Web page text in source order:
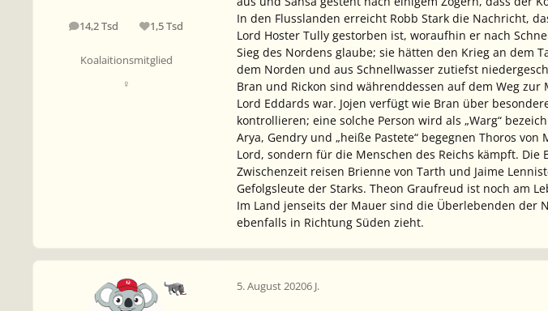
14,2 Tsd
Beiträge 1,5 Tsd
Reputation
Koalaitionsmitglied
♀
In den Flusslanden erreicht Robb Stark die Nachricht,
Lord Hoster Tully gestorben ist, woraufhin er nach
Sieg des Nordens glaube; sie hätten den Krieg an dem
dem Norden und aus Schnellwasser zutiefst
Bran und Rickon sind währenddessen auf dem Weg
Lord Eddards war. Jojen verfügt wie Bran über
kontrollieren; eine solche Person wird als „Warg“
Arya, Gendry und „heiße Pastete“ begegnen Thoros
Lord, sondern für die Menschen des Reichs kämpft.
Zwischenzeit reisen Brienne von Tarth und Jaime
Gefolgsleute der Starks. Theon Graufreud ist noch am
Im Land jenseits der Mauer sind die Überlebenden der
ebenfalls in Richtung Süden zieht.
5. August 20206 J.